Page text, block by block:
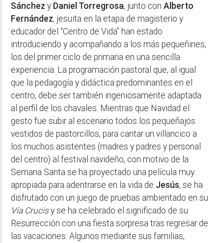
Sánchez y Daniel Torregrosa, junto conAlberto
Fernández, jesuita en la etapa de magisterio y
educador del “Centro de Vida” han estado
introduciendo y acompañando a los más pequeñines,
los del primer ciclo de primaria en una sencilla
experiencia. La programación pastoral que, al igual
que la pedagogía y didáctica predominantes en el
centro, debe ser también ingeniosamente adaptada
al perfil de los chavales. Mientras que Navidad el
gesto fue subir al escenario todos los pequeñajos
vestidos de pastorcillos, para cantar un villancico a
los muchos asistentes (madres y padres y personal
del centro) al festival navideño, con motivo de la
Semana Santa se ha proyectado una película muy
apropiada para adentrarse en la vida de Jesús, se ha
disfrutado con un juego de pruebas ambientado en su
Vía Crucisy se ha celebrado el significado de su
Resurrección con una fiesta sorpresa tras regresar de
las vacaciones. Algunos mediante sus familias,